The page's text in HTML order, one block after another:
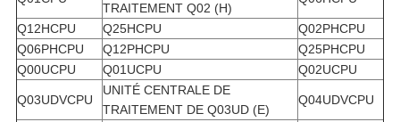
TRAITEMENT Q02 (H)
Q12HCPU Q25HCPU
Q02PHCPU
Q06PHCPU
Q12PHCPU
Q25PHCPU
Q00UCPU
Q01UCPU Q02UCPU
Q03UDVCPU
UNITÉ CENTRALE DE
TRAITEMENT DE Q03UD (E)
Q04UDVCPU